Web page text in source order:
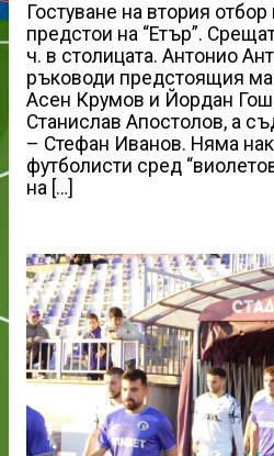
Гостуване на втория
предстои на “Етър”.
ч. в столицата. Антонио
ръководи предстоящия
Асен Крумов и Йордан
Станислав Апостолов, а
– Стефан Иванов. Няма
футболисти сред
на […]